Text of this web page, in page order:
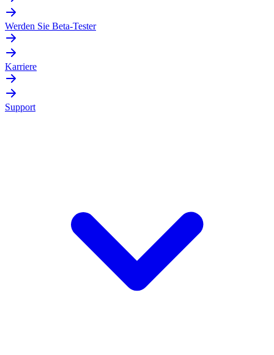
Werden Sie Beta-Tester
Karriere
Support